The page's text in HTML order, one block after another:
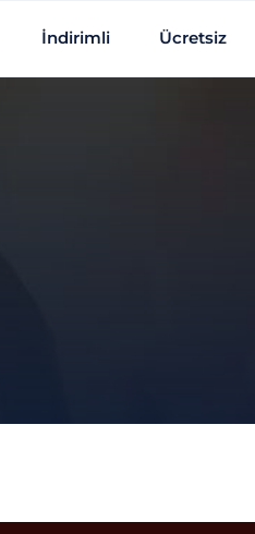
İndirimli Ücretsiz